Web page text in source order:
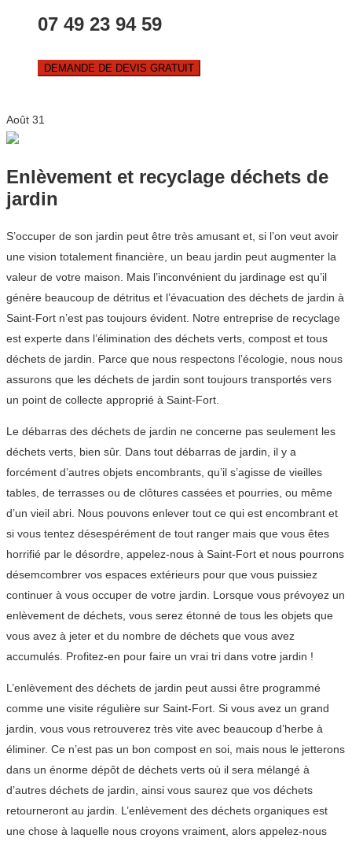
07 49 23 94 59
DEMANDE DE DEVIS GRATUIT
Août 31
Enlèvement et recyclage déchets de
jardin
S’occuper de son jardin peut être très amusant et, si l’on veut avoir
une vision totalement financière, un beau jardin peut augmenter la
valeur de votre maison. Mais l’inconvénient du jardinage est qu’il
génère beaucoup de détritus et l’évacuation des déchets de jardin à
Saint-Fort n’est pas toujours évident. Notre entreprise de recyclage
est experte dans l’élimination des déchets verts, compost et tous
déchets de jardin. Parce que nous respectons l’écologie, nous nous
assurons que les déchets de jardin sont toujours transportés vers
un point de collecte approprié à Saint-Fort.
Le débarras des déchets de jardin ne concerne pas seulement les
déchets verts, bien sûr. Dans tout débarras de jardin, il y a
forcément d’autres objets encombrants, qu’il s’agisse de vieilles
tables, de terrasses ou de clôtures cassées et pourries, ou même
d’un vieil abri. Nous pouvons enlever tout ce qui est encombrant et
si vous tentez désespérément de tout ranger mais que vous êtes
horrifié par le désordre, appelez-nous à Saint-Fort et nous pourrons
désemcombrer vos espaces extérieurs pour que vous puissiez
continuer à vous occuper de votre jardin. Lorsque vous prévoyez un
enlèvement de déchets, vous serez étonné de tous les objets que
vous avez à jeter et du nombre de déchets que vous avez
accumulés. Profitez-en pour faire un vrai tri dans votre jardin !
L’enlèvement des déchets de jardin peut aussi être programmé
comme une visite régulière sur Saint-Fort. Si vous avez un grand
jardin, vous vous retrouverez très vite avec beaucoup d’herbe à
éliminer. Ce n’est pas un bon compost en soi, mais nous le jetterons
dans un énorme dépôt de déchets verts où il sera mélangé à
d’autres déchets de jardin, ainsi vous saurez que vos déchets
retourneront au jardin. L’enlèvement des déchets organiques est
une chose à laquelle nous croyons vraiment, alors appelez-nous